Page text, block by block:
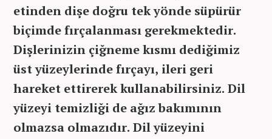
etinden dişe doğru tek yönde süpürür
biçimde fırçalanması gerekmektedir.
Dişlerinizin çiğneme kısmı dediğimiz
üst yüzeylerinde fırçayı, ileri geri
hareket ettirerek kullanabilirsiniz. Dil
yüzeyi temizliği de ağız bakımının
olmazsa olmazıdır. Dil yüzeyini